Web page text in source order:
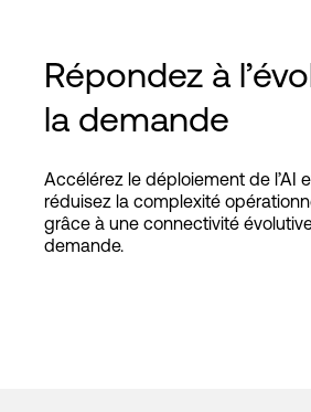
Répondez à
la demande
Accélérez le déploiement de l’AI
réduisez la complexité
grâce à une connectivité
demande.